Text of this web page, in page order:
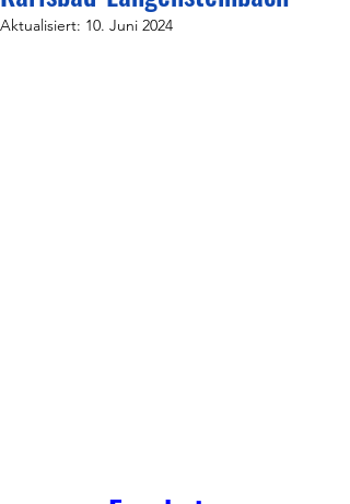
Aktualisiert: 10. Juni 2024